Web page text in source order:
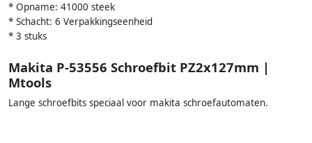
* Opname: 41000 steek
* Schacht: 6 Verpakkingseenheid
* 3 stuks
Makita P-53556 Schroefbit PZ2x127mm |
Mtools
Lange schroefbits speciaal voor makita schroefautomaten.